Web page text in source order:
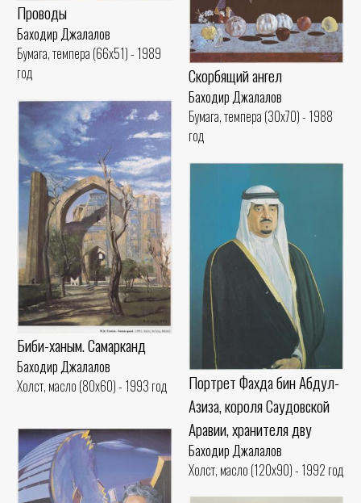
Проводы
Баходир Джалалов
Бумага, темпера (66x51) - 1989
год
Скорбящий ангел
Баходир Джалалов
Бумага, темпера (30x70) - 1988
год
Биби-ханым. Самарканд
Баходир Джалалов
Холст, масло (80x60) - 1993 год
Портрет Фахда бин Абдул-
Азиза, короля Саудовской
Аравии, хранителя дву
Баходир Джалалов
Холст, масло (120x90) - 1992 год